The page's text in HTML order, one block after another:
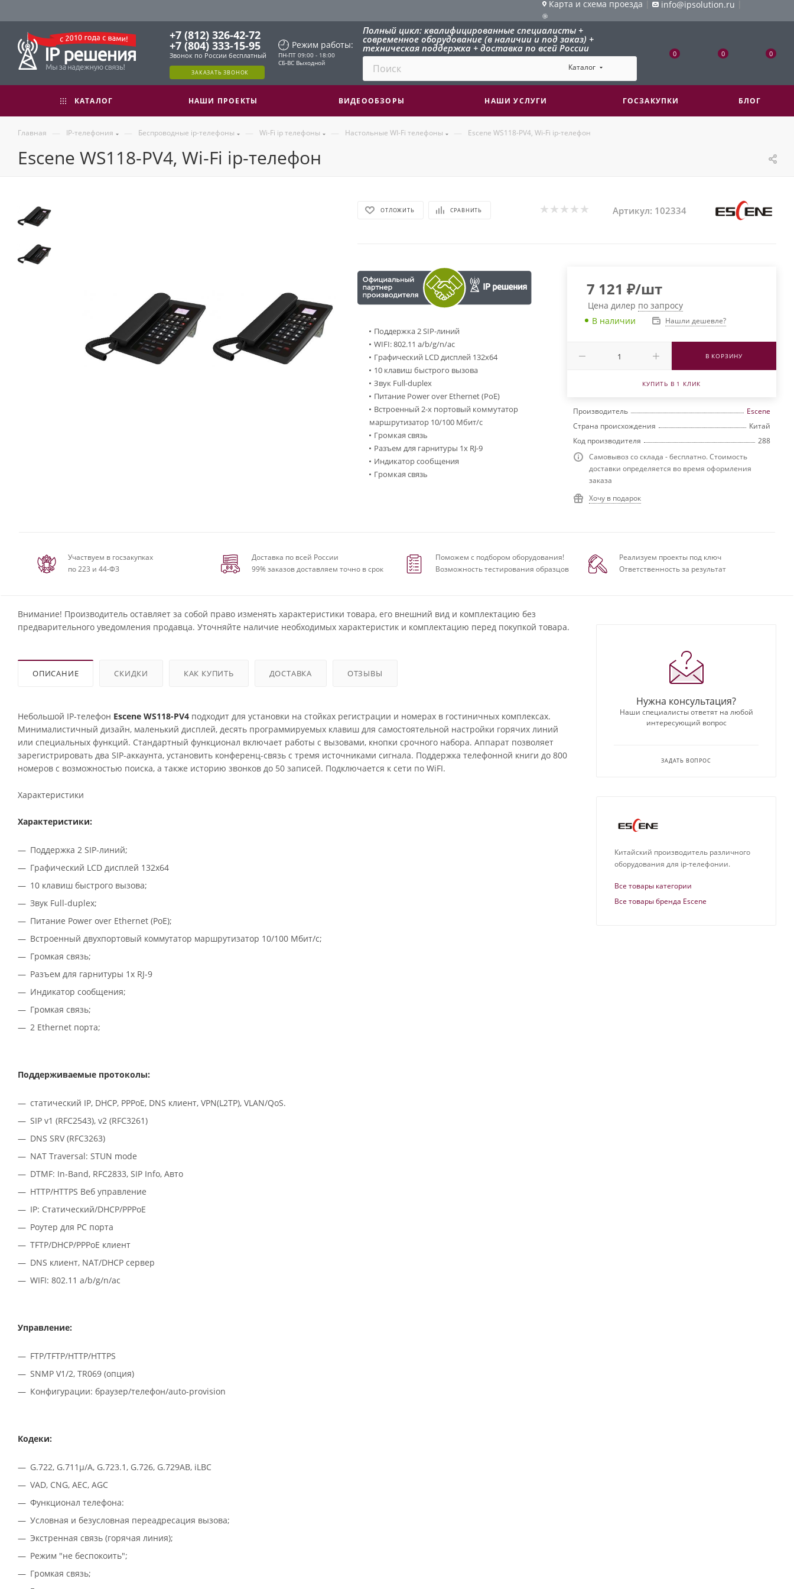
Карта и схема проезда | info@ipsolution.ru |
+7 (812) 326-42-72
+7 (804) 333-15-95
Звонок по России бесплатный
ЗАКАЗАТЬ ЗВОНОК
Режим работы:
ПН-ПТ 09:00 - 18:00
СБ-ВС Выходной
Полный цикл: квалифицированные специалисты +
современное оборудование (в наличии и под заказ) +
техническая поддержка + доставка по всей России
Каталог
0 0 0
КАТАЛОГ НАШИ ПРОЕКТЫ ВИДЕООБЗОРЫ НАШИ УСЛУГИ ГОСЗАКУПКИ БЛОГ
Главная — IP-телефония — Беспроводные ip-телефоны — Wi-Fi ip телефоны — Настольные WI-Fi телефоны — Escene WS118-PV4, Wi-Fi ip-телефон
Escene WS118-PV4, Wi-Fi ip-телефон
ОТЛОЖИТЬ СРАВНИТЬ Артикул: 102334
Поддержка 2 SIP-линий
WIFI: 802.11 a/b/g/n/ac
Графический LCD дисплей 132x64
10 клавиш быстрого вызова
Звук Full-duplex
Питание Power over Ethernet (PoE)
Встроенный 2-х портовый коммутатор
маршрутизатор 10/100 Мбит/с
Громкая связь
Разъем для гарнитуры 1x RJ-9
Индикатор сообщения
Громкая связь
7 121 ₽/шт
Цена дилер по запросу
В наличии
Нашли дешевле?
В КОРЗИНУ
КУПИТЬ В 1 КЛИК
Производитель
Escene
Страна происхождения
Китай
Код производителя
288
Самовывоз со склада - бесплатно. Стоимость
доставки определяется во время оформления
заказа
Хочу в подарок
Участвуем в госзакупках
по 223 и 44-ФЗ
Доставка по всей России
99% заказов доставляем точно в срок
Поможем с подбором оборудования!
Возможность тестирования образцов
Реализуем проекты под ключ
Ответственность за результат
Внимание! Производитель оставляет за собой право изменять характеристики товара, его внешний вид и комплектацию без
предварительного уведомления продавца. Уточняйте наличие необходимых характеристик и комплектацию перед покупкой товара.
ОПИСАНИЕ СКИДКИ КАК КУПИТЬ ДОСТАВКА ОТЗЫВЫ
Небольшой IP-телефон Escene WS118-PV4 подходит для установки на стойках регистрации и номерах в гостиничных комплексах.
Минималистичный дизайн, маленький дисплей, десять программируемых клавиш для самостоятельной настройки горячих линий
или специальных функций. Стандартный функционал включает работы с вызовами, кнопки срочного набора. Аппарат позволяет
зарегистрировать два SIP-аккаунта, установить конференц-связь с тремя источниками сигнала. Поддержка телефонной книги до 800
номеров с возможностью поиска, а также историю звонков до 50 записей. Подключается к сети по WiFI.
Характеристики
Характеристики:
Поддержка 2 SIP-линий;
Графический LCD дисплей 132x64
10 клавиш быстрого вызова;
Звук Full-duplex;
Питание Power over Ethernet (PoE);
Встроенный двухпортовый коммутатор маршрутизатор 10/100 Мбит/с;
Громкая связь;
Разъем для гарнитуры 1x RJ-9
Индикатор сообщения;
Громкая связь;
2 Ethernet порта;
Поддерживаемые протоколы:
статический IP, DHCP, PPPoE, DNS клиент, VPN(L2TP), VLAN/QoS.
SIP v1 (RFC2543), v2 (RFC3261)
DNS SRV (RFC3263)
NAT Traversal: STUN mode
DTMF: In-Band, RFC2833, SIP Info, Авто
HTTP/HTTPS Веб управление
IP: Статический/DHCP/PPPoE
Роутер для PC порта
TFTP/DHCP/PPPoE клиент
DNS клиент, NAT/DHCP сервер
WIFI: 802.11 a/b/g/n/ac
Управление:
FTP/TFTP/HTTP/HTTPS
SNMP V1/2, TR069 (опция)
Конфигурации: браузер/телефон/auto-provision
Кодеки:
G.722, G.711μ/A, G.723.1, G.726, G.729AB, iLBC
VAD, CNG, AEC, AGC
Функционал телефона:
Условная и безусловная переадресация вызова;
Экстренная связь (горячая линия);
Режим "не беспокоить";
Громкая связь;
Китайский производитель различного
оборудования для ip-телефонии.
Все товары категории
Все товары бренда Escene
Нужна консультация?
Наши специалисты ответят на любой
интересующий вопрос
ЗАДАТЬ ВОПРОС